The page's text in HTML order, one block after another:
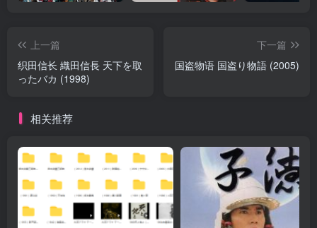
上一篇
织田信长 織田信長 天下を取
ったバカ (1998)
下一篇
国盗物语 国盗り物語 (2005)
相关推荐